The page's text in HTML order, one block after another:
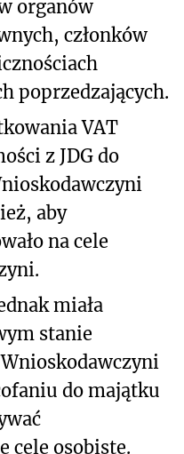
organów
członków
poprzedzających.
VAT
z JDG do
aby
na cele
miała
stanie
do majątku
cele osobiste.